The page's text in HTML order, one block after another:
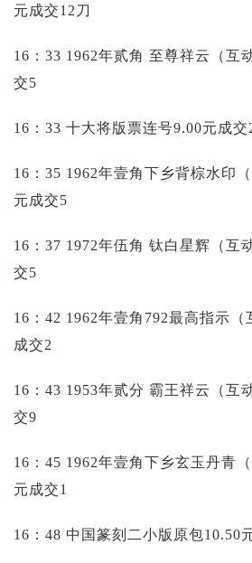
元成交12刀
16：33 1962年贰角 至尊祥云（互
交5
16：33 十大将版票连号9.00元成交
16：35 1962年壹角下乡背棕水印
元成交5
16：37 1972年伍角 钛白星辉（互
交5
16：42 1962年壹角792最高指示（
成交2
16：43 1953年贰分 霸王祥云（互
交9
16：45 1962年壹角下乡玄玉丹青
元成交1
16：48 中国篆刻二小版原包10.50